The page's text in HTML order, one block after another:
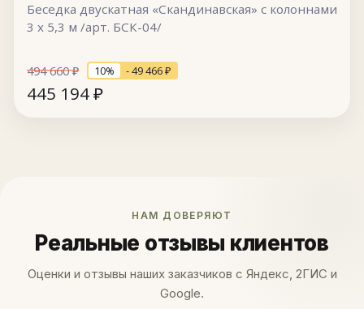
Беседка двускатная «Скандинавская» с колоннами
3 х 5,3 м /арт. БСК-04/
494 660₽ 10% - 49 466₽
445 194₽
НАМ ДОВЕРЯЮТ
Реальные отзывы клиентов
Оценки и отзывы наших заказчиков с Яндекс, 2ГИС и
Google.